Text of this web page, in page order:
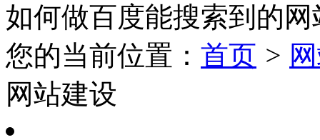
如何做百度能搜索到的网
您的当前位置： 首页 >
网站建设